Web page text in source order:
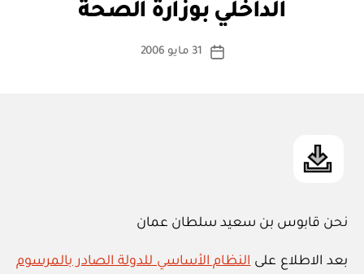
الداخلي بوزارة الصحة
كاتب
س
ة
تاريخ
31 مايو 2006
نحن قابوس بن سعيد سلطان عمان
بعد الاطلاع علىالنظام الأساسي للدولة الصادر بالمرسوم